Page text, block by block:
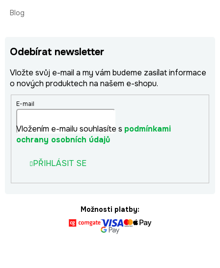
Blog
Odebírat newsletter
Vložte svůj e-mail a my vám budeme zasílat informace
o nových produktech na našem e-shopu.
E-mail
Vložením e-mailu souhlasíte s podmínkami
ochrany osobních údajů
PŘIHLÁSIT SE
Možnosti platby: